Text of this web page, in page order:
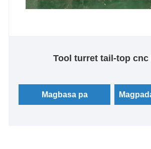
Tool turret tail-top cnc
Magbasa pa